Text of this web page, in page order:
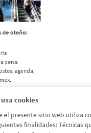
cookies
el presente sitio web utiliza
finalidades: Técnicas
de otoño:
pena:
agenda,